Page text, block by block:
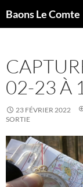
auBaons Le Comte
02-23 À
23 FÉVRIER 2022
SORTIE